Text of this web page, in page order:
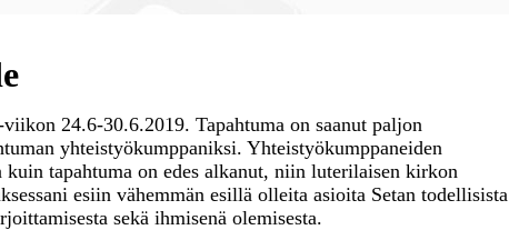
24.6-30.6.2019. Tapahtuma on saanut paljon
yhteistyökumppaniksi. Yhteistyökumppaneiden
tapahtuma on edes alkanut, niin luterilaisen kirkon
esiin vähemmän esillä olleita asioita Setan todellisista
sekä ihmisenä olemisesta.